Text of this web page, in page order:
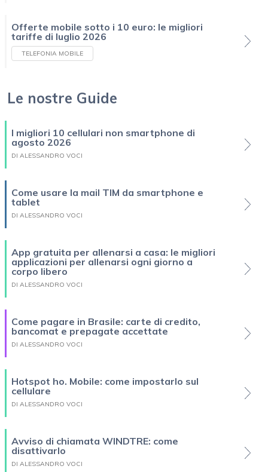
Offerte mobile sotto i 10 euro: le migliori
tariffe di luglio 2026
TELEFONIA MOBILE
Le nostre Guide
I migliori 10 cellulari non smartphone di
agosto 2026
DI ALESSANDRO VOCI
Come usare la mail TIM da smartphone e
tablet
DI ALESSANDRO VOCI
App gratuita per allenarsi a casa: le migliori
applicazioni per allenarsi ogni giorno a
corpo libero
DI ALESSANDRO VOCI
Come pagare in Brasile: carte di credito,
bancomat e prepagate accettate
DI ALESSANDRO VOCI
Hotspot ho. Mobile: come impostarlo sul
cellulare
DI ALESSANDRO VOCI
Avviso di chiamata WINDTRE: come
disattivarlo
DI ALESSANDRO VOCI